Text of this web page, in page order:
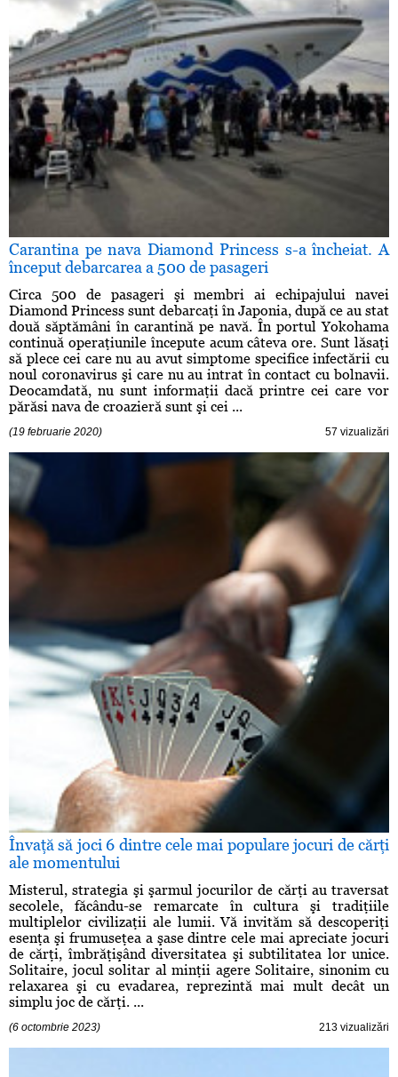
Carantina pe nava Diamond Princess s-a încheiat. A
început debarcarea a 500 de pasageri
Circa 500 de pasageri şi membri ai echipajului navei
Diamond Princess sunt debarcaţi în Japonia, după ce au stat
două săptămâni în carantină pe navă. În portul Yokohama
continuă operaţiunile începute acum câteva ore. Sunt lăsaţi
să plece cei care nu au avut simptome specifice infectării cu
noul coronavirus şi care nu au intrat în contact cu bolnavii.
Deocamdată, nu sunt informaţii dacă printre cei care vor
părăsi nava de croazieră sunt şi cei ...
(19 februarie 2020) 57 vizualizări
Învaţă să joci 6 dintre cele mai populare jocuri de cărţi
ale momentului
Misterul, strategia şi şarmul jocurilor de cărţi au traversat
secolele, făcându-se remarcate în cultura şi tradiţiile
multiplelor civilizaţii ale lumii. Vă invităm să descoperiţi
esenţa şi frumuseţea a şase dintre cele mai apreciate jocuri
de cărţi, îmbrăţişând diversitatea şi subtilitatea lor unice.
Solitaire, jocul solitar al minţii agere Solitaire, sinonim cu
relaxarea şi cu evadarea, reprezintă mai mult decât un
simplu joc de cărţi. ...
(6 octombrie 2023) 213 vizualizări